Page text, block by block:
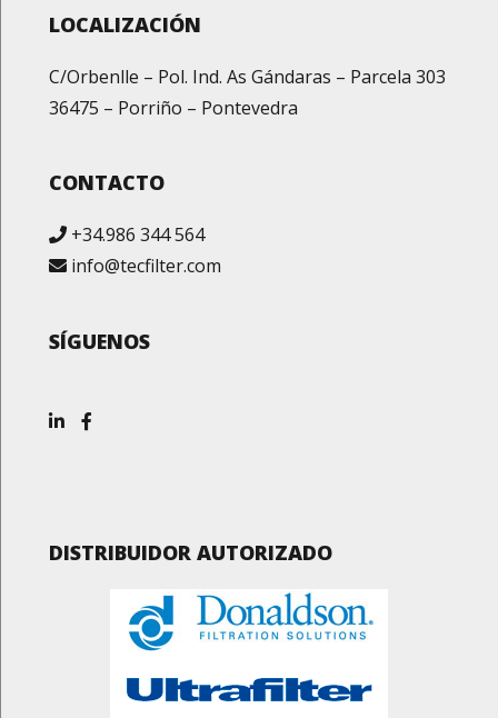
LOCALIZACIÓN
C/Orbenlle – Pol. Ind. As Gándaras – Parcela 303
36475 – Porriño – Pontevedra
CONTACTO
+34.986 344 564
info@tecfilter.com
SÍGUENOS
DISTRIBUIDOR AUTORIZADO